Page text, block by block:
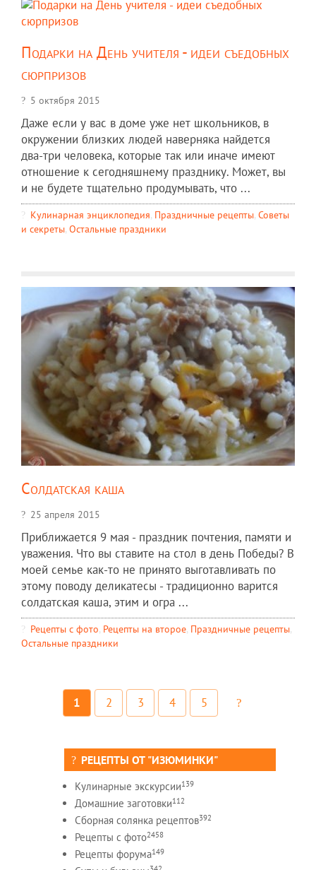
Подарки на День учителя - идеи съедобных
сюрпризов
5 октября 2015
Даже если у вас в доме уже нет школьников, в
окружении близких людей наверняка найдется
два-три человека, которые так или иначе имеют
отношение к сегодняшнему празднику. Может, вы
и не будете тщательно продумывать, что ...
Кулинарная энциклопедия, Праздничные рецепты, Советы
и секреты, Остальные праздники
Солдатская каша
25 апреля 2015
Приближается 9 мая - праздник почтения, памяти и
уважения. Что вы ставите на стол в день Победы? В
моей семье как-то не принято выготавливать по
этому поводу деликатесы - традиционно варится
солдатская каша, этим и огра ...
Рецепты c фото, Рецепты на второе, Праздничные рецепты,
Остальные праздники
1 2 3 4 5
РЕЦЕПТЫ ОТ "ИЗЮМИНКИ"
Кулинарные экскурсии139
Домашние заготовки112
Сборная солянка рецептов392
Рецепты c фото2458
Рецепты форума149